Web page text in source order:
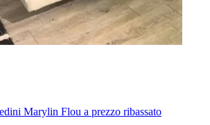
Marylin Flou a prezzo ribassato